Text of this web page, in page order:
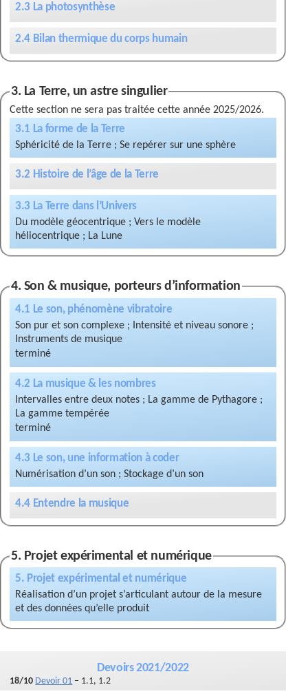
2.3 La photosynthèse
2.4 Bilan thermique du corps humain
3. La Terre, un astre singulier
Cette section ne sera pas traitée cette année 2025/2026.
3.1 La forme de la Terre
Sphéricité de la Terre ; Se repérer sur une sphère
3.2 Histoire de l’âge de la Terre
3.3 La Terre dans l’Univers
Du modèle géocentrique ; Vers le modèle
héliocentrique ; La Lune
4. Son & musique, porteurs d’information
4.1 Le son, phénomène vibratoire
Son pur et son complexe ; Intensité et niveau sonore ;
Instruments de musique
4.2 La musique & les nombres
Intervalles entre deux notes ; La gamme de Pythagore ;
La gamme tempérée
4.3 Le son, une information à coder
Numérisation d’un son ; Stockage d’un son
4.4 Entendre la musique
5. Projet expérimental et numérique
5. Projet expérimental et numérique
Réalisation d’un projet s’articulant autour de la mesure
et des données qu’elle produit
Devoirs 2021/2022
18/10 Devoir 01 – 1.1, 1.2